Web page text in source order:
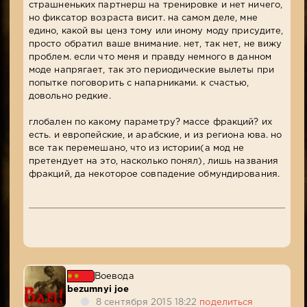
страшненьких партнерш на тренировке и нет ничего,
но фиксатор возраста висит. на самом деле, мне
едино, какой вы ценз тому или иному моду присудите,
просто обратил ваше внимание. нет, так нет, не вижу
проблем. если что меня и правду немного в данном
моде напрягает, так это периодические вылеты при
попытке поговорить с напарниками. к счастью,
довольно редкие.
глобален по какому параметру? массе фракций? их
есть. и европейские, и арабские, и из региона юва. но
все так перемешано, что из истории(а мод не
претендует на это, насколько понял), лишь названия
фракций, да некоторое совпадение обмундирования.
Воевода
bezumnyi joe
8 сентября 2015 18:22 поделиться